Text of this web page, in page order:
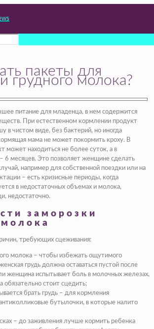
пакеты для
грудного молока?
питание для младенца, в нем содержится
При естественном кормлении продукт
в чистом виде, без бактерий, но иногда
мама не может покормить кроху. В
может находиться не более суток, а в
6 месяцев. Это позволяет женщине сделать
например для собственной поездки или на
– есть кризисные периоды, когда
в недостаточных объемах и молока,
недостаточно.
заморозки
требующих сцеживания:
молока – чтобы избежать ощутимого
грудь должна оставаться пустой после
женщина испытывает боль в молочных железах,
обязательно стоит сцедить;
брать грудь – для кормления
бутылочки, в которые налито
– до заживления лучше кормить ребенка